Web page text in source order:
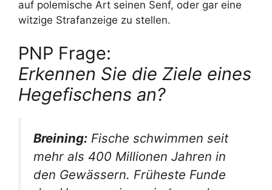
auf polemische Art seinen Senf, oder gar eine
witzige Strafanzeige zu stellen.
PNP Frage:
Erkennen Sie die Ziele eines
Hegefischens an?
Breining: Fische schwimmen seit
mehr als 400 Millionen Jahren in
den Gewässern. Früheste Funde